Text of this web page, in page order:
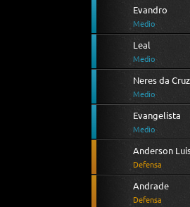
Evandro
Medio
Leal
Medio
Neres da Cruz
Medio
Evangelista
Medio
Anderson
Defensa
Andrade
Defensa